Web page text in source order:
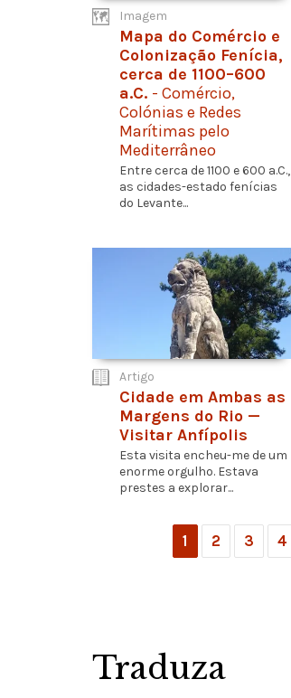
Imagem
Mapa do Comércio e
Colonização Fenícia,
cerca de 1100–600
a.C. - Comércio,
Colónias e Redes
Marítimas pelo
Mediterrâneo
Entre cerca de 1100 e 600 a.C.,
as cidades-estado fenícias
do Levante...
Artigo
Cidade em Ambas as
Margens do Rio —
Visitar Anfípolis
Esta visita encheu-me de um
enorme orgulho. Estava
prestes a explorar...
1 2 3 4
Traduza